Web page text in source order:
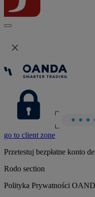
go to client zone
Przetestuj bezpłatne konto
Rodo section
Polityka Prywatności